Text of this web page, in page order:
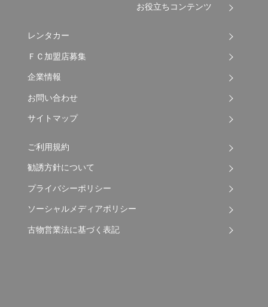
お役立ちコンテンツ
レンタカー
ＦＣ加盟店募集
企業情報
お問い合わせ
サイトマップ
ご利用規約
勧誘方針について
プライバシーポリシー
ソーシャルメディアポリシー
古物営業法に基づく表記